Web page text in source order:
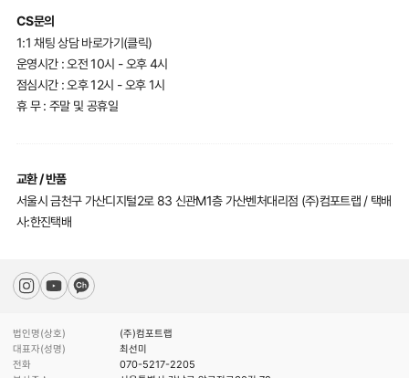
CS문의
1:1 채팅 상담 바로가기(클릭)
운영시간 : 오전 10시 - 오후 4시
점심시간 : 오후 12시 - 오후 1시
휴 무 : 주말 및 공휴일
교환 / 반품
서울시 금천구 가산디지털2로 83 신관M1층 가산벤처대리점 (주)컴포트랩 / 택배
사:한진택배
법인명(상호)
(주)컴포트랩
대표자(성명)
최선미
전화
070-5217-2205